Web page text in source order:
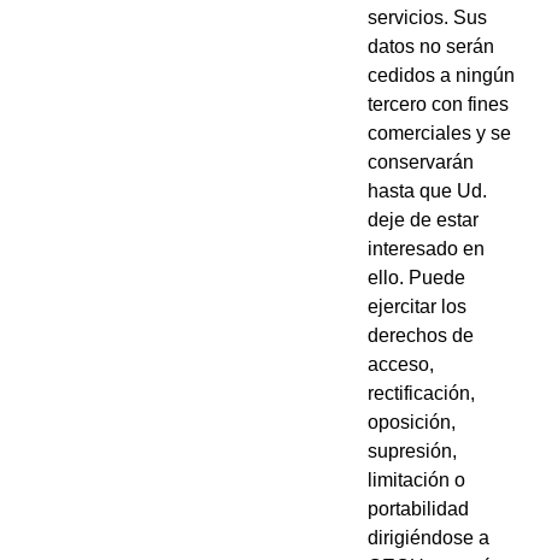
servicios. Sus
datos no serán
cedidos a ningún
tercero con fines
comerciales y se
conservarán
hasta que Ud.
deje de estar
interesado en
ello. Puede
ejercitar los
derechos de
acceso,
rectificación,
oposición,
supresión,
limitación o
portabilidad
dirigiéndose a